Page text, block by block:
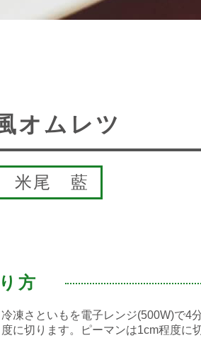
オムレツ
米尾 藍
方
冷凍さといもを電子レンジ(500W)で4
度に切ります。ピーマンは1cm程度に